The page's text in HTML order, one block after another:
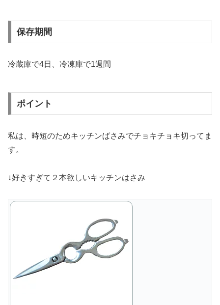
保存期間
冷蔵庫で4日、冷凍庫で1週間
ポイント
私は、時短のためキッチンばさみでチョキチョキ切ってま
す。
↓好きすぎて２本欲しいキッチンはさみ